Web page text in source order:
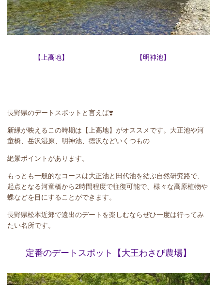
【上高地】 【明神池】
長野県のデートスポットと言えば❣️
新緑が映えるこの時期は【上高地】がオススメです。大正池や河
童橋、岳沢湿原、明神池、徳沢などいくつもの
絶景ポイントがあります。
もっとも一般的なコースは大正池と田代池を結ぶ自然研究路で、
起点となる河童橋から2時間程度で往復可能で、様々な高原植物や
蝶などを目にすることができます。
長野県松本近郊で遠出のデートを楽しむならぜひ一度は行ってみ
たい名所です。
定番のデートスポット【大王わさび農場】